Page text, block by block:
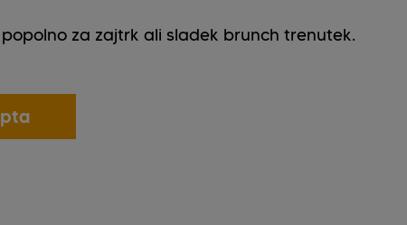
za zajtrk ali sladek brunch trenutek.